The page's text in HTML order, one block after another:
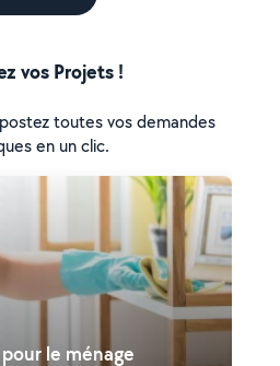
vos Projets !
toutes vos demandes
en un clic.
le ménage